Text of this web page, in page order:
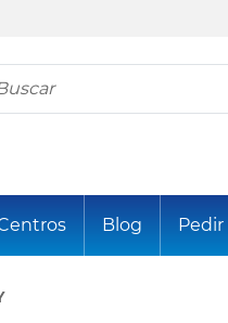
tu neumático
Blog